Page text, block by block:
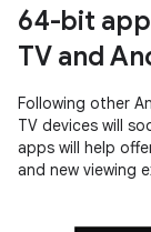
64-bit
TV and
Following other
TV devices will
apps will help
and new viewing